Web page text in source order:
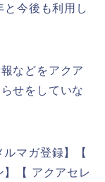
今後も利用し
などをアクア
せをしていな
マガ登録】【
【 アクアセレ